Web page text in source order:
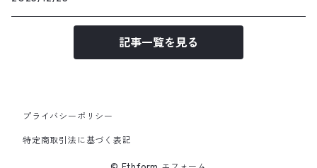
記事一覧を見る
プライバシーポリシー
特定商取引法に基づく表記